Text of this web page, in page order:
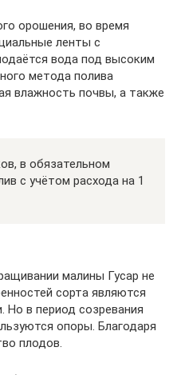
орошения, во время
ленты с
вода под высоким
метода полива
влажность почвы, а также
в обязательном
с учётом расхода на 1
малины Гусар не
сорта являются
Но в период созревания
опоры. Благодаря
плодов.